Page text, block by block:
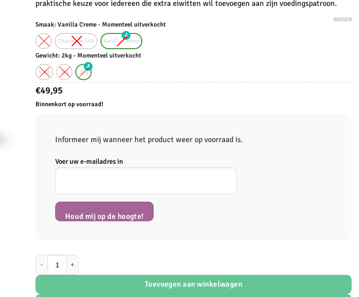
praktische keuze voor iedereen die extra eiwitten wil toevoegen aan zijn voedingspatroon.
Smaak: Vanilla Creme - Momenteel uitverkocht
Chocolate Silk Vanilla Creme
Gewicht: 2kg - Momenteel uitverkocht
500g 1kg 2kg
WISSEN
€49,95
Binnenkort op voorraad!
Informeer mij wanneer het product weer op voorraad is.
Voer uw e-mailadres in
Houd mij op de hoogte!
Protein Works - Soy Protein 90 (Isolate) aantal
Toevoegen aan winkelwagen